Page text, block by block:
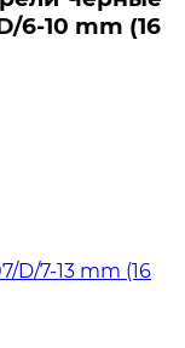
6-10 mm (16
7-13 mm (16